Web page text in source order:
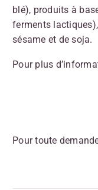
blé), produits à
ferments
sésame et de soja.
Pour plus
Pour toute